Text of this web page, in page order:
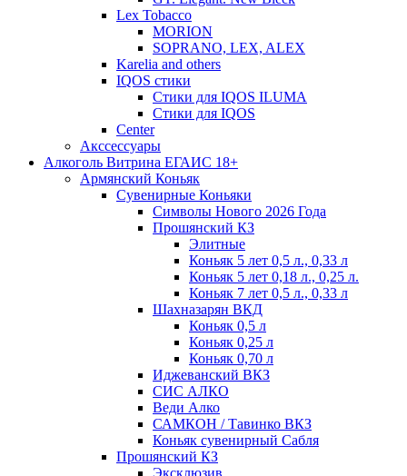
Lex Tobacco
MORION
SOPRANO, LEX, ALEX
Karelia and others
IQOS стики
Стики для IQOS ILUMA
Стики для IQOS
Сenter
Акссессуары
Алкоголь Витрина ЕГАИС 18+
Армянский Коньяк
Сувенирные Коньяки
Символы Нового 2026 Года
Прошянский КЗ
Элитные
Коньяк 5 лет 0,5 л., 0,33 л
Коньяк 5 лет 0,18 л., 0,25 л.
Коньяк 7 лет 0,5 л., 0,33 л
Шахназарян ВКД
Коньяк 0,5 л
Коньяк 0,25 л
Коньяк 0,70 л
Иджеванский ВКЗ
СИС АЛКО
Веди Алко
САМКОН / Тавинко ВКЗ
Коньяк сувенирный Сабля
Прошянский КЗ
Эксклюзив